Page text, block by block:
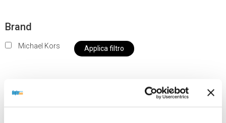
Brand
Michael Kors Applica filtro
Al momento siamo chiusi per ferie e i prodotti del